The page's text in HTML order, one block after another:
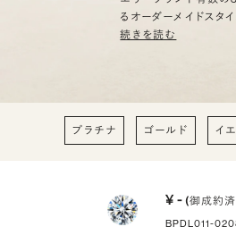
るオーダーメイドスタ
続きを読む
プラチナ ゴールド イ
¥ - (御成約
BPDL011-